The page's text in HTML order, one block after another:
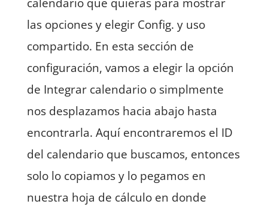
las opciones y elegir Config. y uso
compartido. En esta sección de
configuración, vamos a elegir la opción
de Integrar calendario o simplmente
nos desplazamos hacia abajo hasta
encontrarla. Aquí encontraremos el ID
del calendario que buscamos, entonces
solo lo copiamos y lo pegamos en
nuestra hoja de cálculo en donde